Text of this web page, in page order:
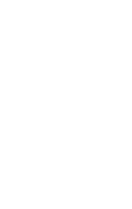
需提前预约）
光售后服务中心（需提
需提前预约）
中心（需提前预约）